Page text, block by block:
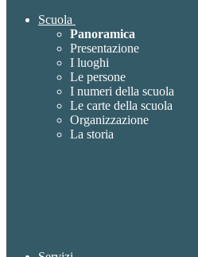
Scuola
Panoramica
Presentazione
I luoghi
Le persone
I numeri della scuola
Le carte della scuola
Organizzazione
La storia